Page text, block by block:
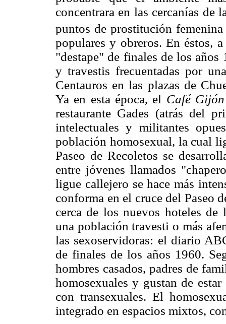
concentrara en las cercanías de
puntos de prostitución
populares y obreros. En éstos,
"destape" de finales de los años
y travestis frecuentadas por
Centauros en las plazas de
Ya en esta época, el Café Gijón
restaurante Gades (atrás del
intelectuales y militantes
población homosexual, la cual
Paseo de Recoletos se
entre jóvenes llamados
ligue callejero se hace más
conforma en el cruce del Paseo
cerca de los nuevos hoteles
una población travesti o más
las sexoservidoras: el diario
de finales de los años 1960.
hombres casados, padres de
homosexuales y gustan de
con transexuales. El
integrado en espacios mixtos,